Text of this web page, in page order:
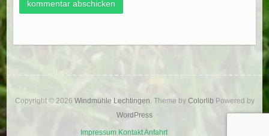
Copyright © 2026 Windmühle Lechtingen. Theme by Colorlib Powered by
WordPress
Impressum KontaktAnfahrt